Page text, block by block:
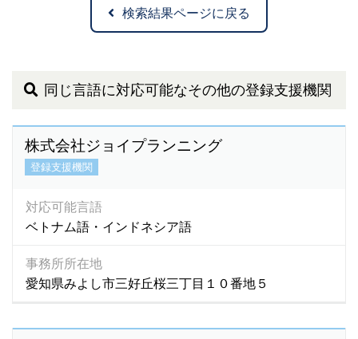
検索結果ページに戻る
同じ言語に対応可能なその他の登録支援機関
株式会社ジョイプランニング
登録支援機関
対応可能言語
ベトナム語・インドネシア語
事務所所在地
愛知県みよし市三好丘桜三丁目１０番地５